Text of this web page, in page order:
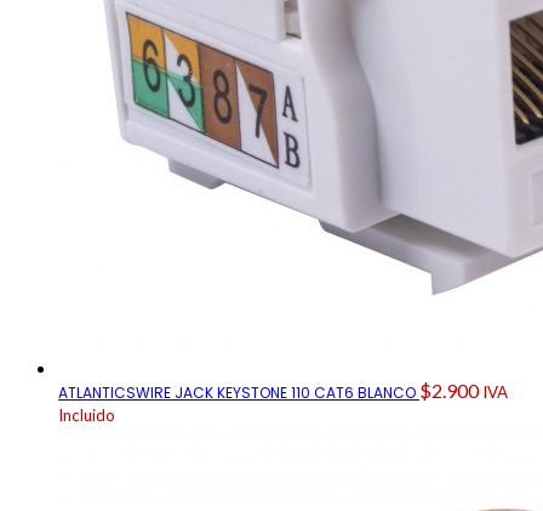
ATLANTICSWIRE JACK KEYSTONE 110 CAT6 BLANCO $2.900 IVA
Incluido